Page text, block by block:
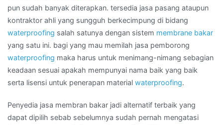
pun sudah banyak diterapkan. tersedia jasa pasang ataupun
kontraktor ahli yang sungguh berkecimpung di bidang
waterproofing salah satunya dengan sistem membrane bakar
yang satu ini. bagi yang mau memilah jasa pemborong
waterproofing maka harus untuk menimang-nimang sebagian
keadaan sesuai apakah mempunyai nama baik yang baik
serta lisensi untuk penerapan material waterproofing.
Penyedia jasa membran bakar jadi alternatif terbaik yang
dapat dipilih sebab sebelumnya sudah pernah mengatasi